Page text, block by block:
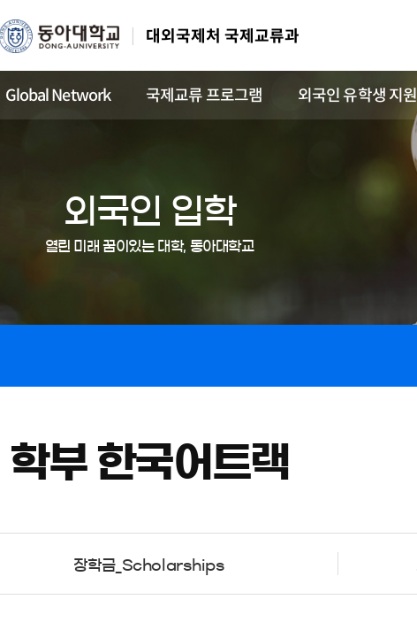
대외국제처 국제교류과
Global Network 국제교류 프로그램 외국인 유학생 지원
외국인 입학
열린 미래 꿈이있는 대학, 동아대학교
학부 한국어트랙
장학금_Scholarships